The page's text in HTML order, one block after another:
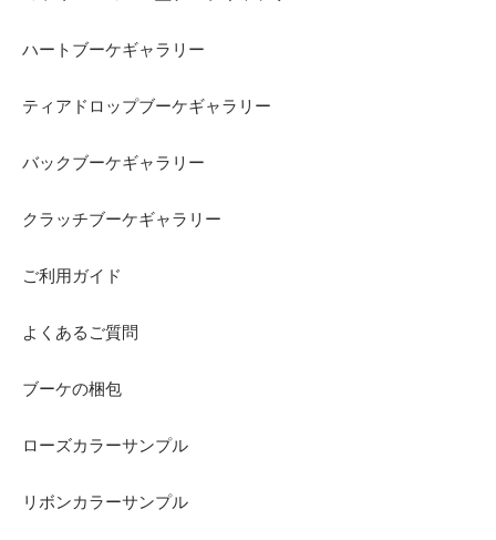
ハートブーケギャラリー
ティアドロップブーケギャラリー
バックブーケギャラリー
クラッチブーケギャラリー
ご利用ガイド
よくあるご質問
ブーケの梱包
ローズカラーサンプル
リボンカラーサンプル